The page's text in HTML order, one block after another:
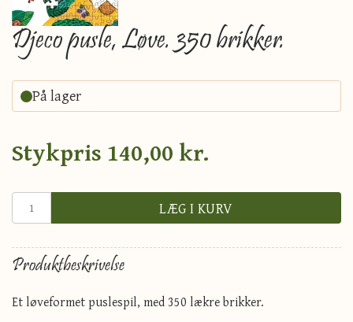
Djeco pusle, Løve. 350 brikker.
På lager
Stykpris 140,00 kr.
LÆG I KURV
Produktbeskrivelse
Et løveformet puslespil, med 350 lækre brikker.